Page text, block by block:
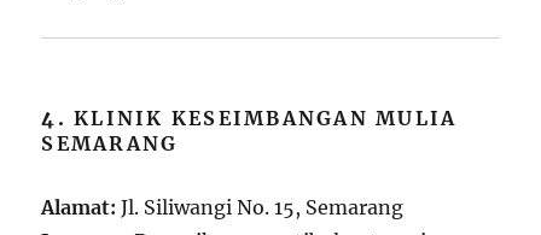
4.KLINIK KESEIMBANGAN MULIA
SEMARANG
Alamat: Jl. Siliwangi No. 15, Semarang